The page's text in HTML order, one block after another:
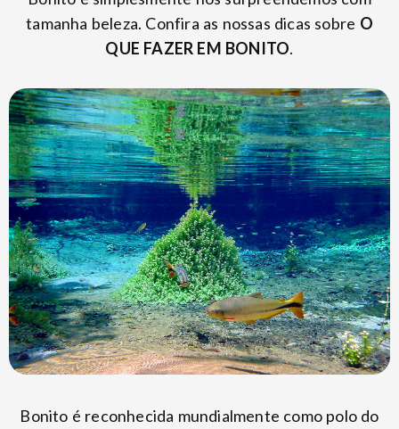
tamanha beleza. Confira as nossas dicas sobre O
QUE FAZER EM BONITO.
Bonito é reconhecida mundialmente como polo do